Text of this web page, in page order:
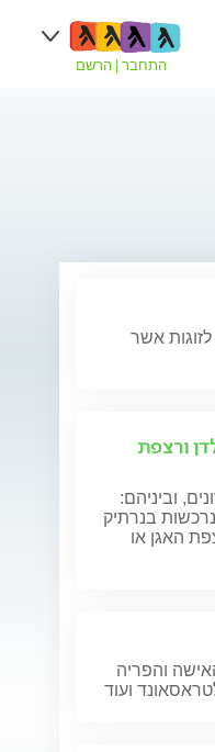
התחבר הרשם
אשר
ורצפת
וביניהם:
בנרתיק
האגן או
והפריה
ועוד